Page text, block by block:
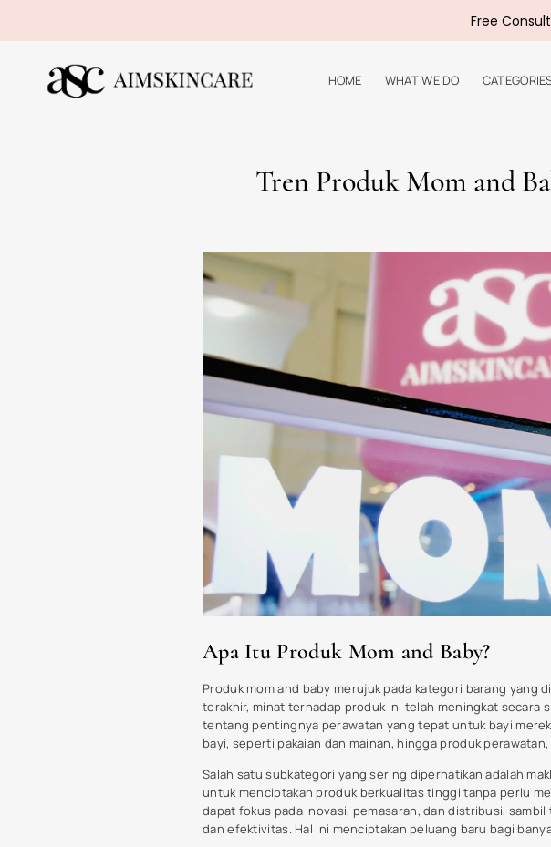
HOME WHAT WE DO
Produk mom and baby merujuk pada kategori barang yang
Salah satu subkategori yang sering diperhatikan adalah
untuk menciptakan produk berkualitas tinggi tanpa perlu
dapat fokus pada inovasi, pemasaran, dan distribusi,
dan efektivitas. Hal ini menciptakan peluang baru bagi
Selain produk fisik, layanan juga menjadi bagian dari
konseling. Seiring dengan perkembangan gaya hidup
tinggi terus meningkat. Oleh karena itu, tren ini bukan
lebih sehat bagi orang tua dan bayi.
Secara keseluruhan, kategori produk mom and baby terus
orang tua sekarang menginvestasikan waktu dan sumber
baik melalui maklom mom and baby care maupun produk
Faktor Penyebab Meningkatnya
Peningkatan minat terhadap produk mom and baby,
faktor kunci. Salah satu faktor utama adalah
mereka. Produk bayi yang dirancang untuk mematuhi
popularitas maklon produk bayi yang menawarkan jaminan
Selain itu, tren produk ramah lingkungan juga telah
lingkungan dari produk yang mereka pilih, dan mereka
hanya untuk kesehatan bayi mereka tetapi juga untuk
sesuai dengan tren ini, menawarkan pilihan yang aman
dengan fitur-fitur canggih yang menjadikan pengalaman
kesehatan anak dengan mudah dan real-time.
Peran media sosial dalam mempromosikan produk ini juga
bagi pengiklan untuk menjangkau audiens yang lebih luas,
kepercayaan terhadap produk mom and baby, termasuk
Tren Terkini dalam Produk Mom and